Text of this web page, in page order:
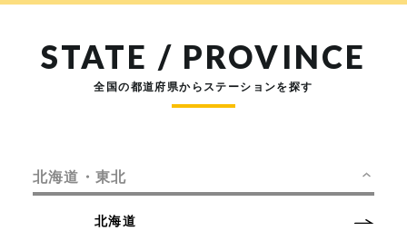
STATE / PROVINCE
全国の都道府県からステーションを探す
北海道・東北
北海道